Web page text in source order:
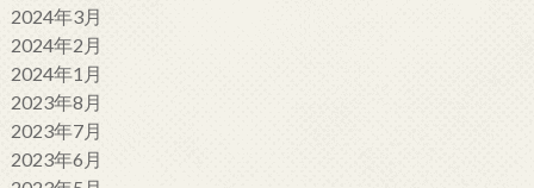
2024年3月
2024年2月
2024年1月
2023年8月
2023年7月
2023年6月